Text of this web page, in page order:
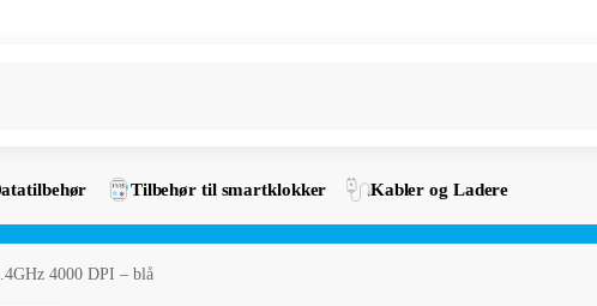
Tilbehør til smartklokker Kabler og Ladere
4000 DPI – blå